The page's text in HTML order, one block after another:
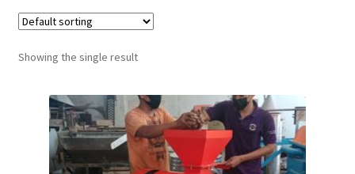
Checkout
Kontak Kami
My account
Sample Page
Showing the single result